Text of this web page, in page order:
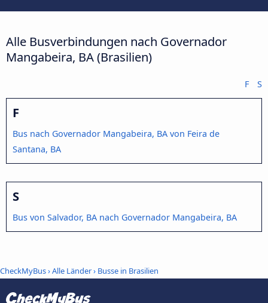
Alle Busverbindungen nach Governador
Mangabeira, BA (Brasilien)
F S
F
Bus nach Governador Mangabeira, BA von Feira de
Santana, BA
S
Bus von Salvador, BA nach Governador Mangabeira, BA
CheckMyBus›Alle Länder› Busse in Brasilien